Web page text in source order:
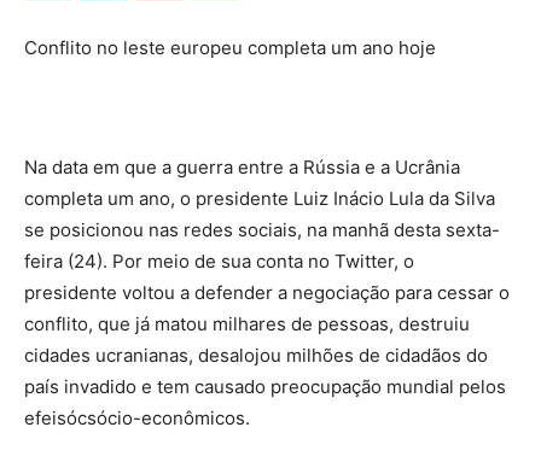
Conflito no leste europeu completa um ano hoje
Na data em que a guerra entre a Rússia e a Ucrânia
completa um ano, o presidente Luiz Inácio Lula da Silva
se posicionou nas redes sociais, na manhã desta sexta-
feira (24). Por meio de sua conta no Twitter, o
presidente voltou a defender a negociação para cessar o
conflito, que já matou milhares de pessoas, destruiu
cidades ucranianas, desalojou milhões de cidadãos do
país invadido e tem causado preocupação mundial pelos
efeisócsócio-econômicos.